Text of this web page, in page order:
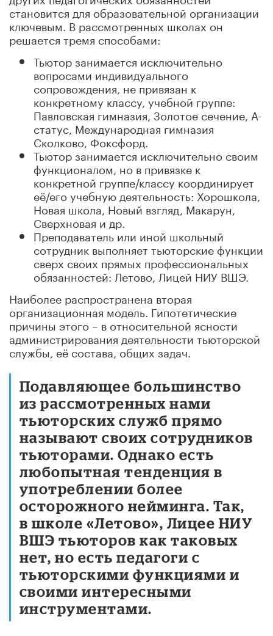
становится для образовательной организации
ключевым. В рассмотренных школах он
решается тремя способами:
Тьютор занимается исключительно
вопросами индивидуального
сопровождения, не привязан к
конкретному классу, учебной группе:
Павловская гимназия, Золотое сечение, А-
статус, Международная гимназия
Сколково, Фоксфорд.
Тьютор занимается исключительно своим
функционалом, но в привязке к
конкретной группе/классу координирует
её/его учебную деятельность: Хорошкола,
Новая школа, Новый взгляд, Макарун,
Сверхновая и др.
Преподаватель или иной школьный
сотрудник выполняет тьюторские функции
сверх своих прямых профессиональных
обязанностей: Летово, Лицей НИУ ВШЭ.
Наиболее распространена вторая
организационная модель. Гипотетические
причины этого – в относительной ясности
администрирования деятельности тьюторской
службы, её состава, общих задач.
Подавляющее большинство
из рассмотренных нами
тьюторских служб прямо
называют своих сотрудников
тьюторами. Однако есть
любопытная тенденция в
употреблении более
осторожного нейминга. Так,
в школе «Летово», Лицее НИУ
ВШЭ тьюторов как таковых
нет, но есть педагоги с
тьюторскими функциями и
своими интересными
инструментами.